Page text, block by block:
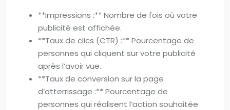
**Impressions :** Nombre de fois où votre
publicité est affichée.
**Taux de clics (CTR) :** Pourcentage de
personnes qui cliquent sur votre publicité
après l’avoir vue.
**Taux de conversion sur la page
d’atterrissage :** Pourcentage de
personnes qui réalisent l’action souhaitée